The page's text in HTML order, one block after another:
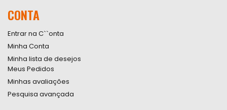
Newsletter:
CONTA
Entrar na C``onta
Minha Conta
Minha lista de desejos
Meus Pedidos
Minhas avaliações
Pesquisa avançada